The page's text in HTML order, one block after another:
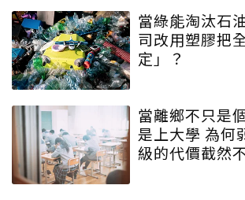
當綠能淘汰石
司改用塑膠把
定」？
當離鄉不只是
是上大學 為何
級的代價截然